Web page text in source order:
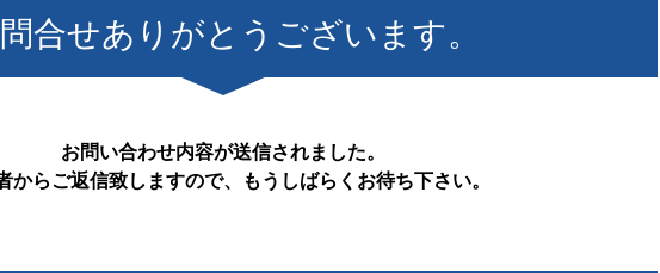
合せありがとうございます。
お問い合わせ内容が送信されました。
からご返信致しますので、もうしばらくお待ち下さい。